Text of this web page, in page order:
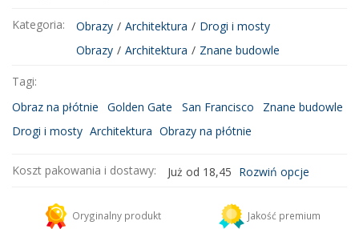
Kategoria: Obrazy / Architektura / Drogi i mosty
Obrazy / Architektura / Znane budowle
Tagi:
Obraz na płótnie
Golden Gate San Francisco
Znane budowle
Drogi i mosty Architektura Obrazy na płótnie
Koszt pakowania i dostawy: Już od 18,45 Rozwiń opcje
Kurier DHL
Dodaj więcej produktów do koszyka i zapłać za wysyłkę tylko raz!
Oryginalny produkt Jakość premium